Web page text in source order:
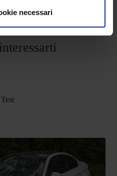
necessari
il sogno di una BMW 850i